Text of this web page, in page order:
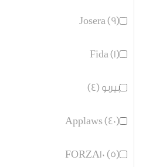
Josera (9)
Fida (1)
بيربو (4)
Applaws (40)
FORZA10 (5)